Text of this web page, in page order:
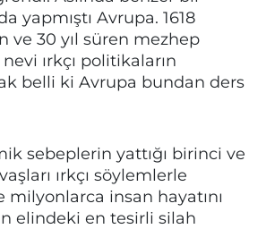
yapmıştı Avrupa. 1618
ve 30 yıl süren mezhep
ırkçı politikaların
belli ki Avrupa bundan ders
sebeplerin yattığı birinci ve
ırkçı söylemlerle
insan hayatını
elindeki en tesirli silah